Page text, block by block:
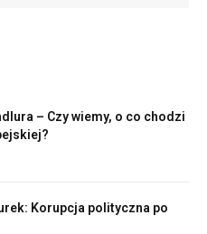
– Czy wiemy, o co chodzi
Korupcja polityczna po